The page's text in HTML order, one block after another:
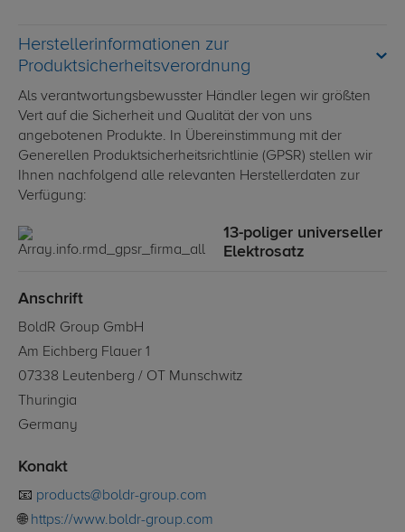
Herstellerinformationen zur
Produktsicherheitsverordnung
Als verantwortungsbewusster Händler legen wir größten
Vert auf die Sicherheit und Qualität der von uns
angebotenen Produkte. In Übereinstimmung mit der
Generellen Produktsicherheitsrichtlinie (GPSR) stellen wir
Ihnen nachfolgend alle relevanten Herstellerdaten zur
Verfügung:
13-poliger universeller
Elektrosatz
Anschrift
BoldR Group GmbH
Am Eichberg Flauer 1
07338 Leutenberg / OT Munschwitz
Thuringia
Germany
Konakt
📧 products@boldr-group.com
🌐 https://www.boldr-group.com